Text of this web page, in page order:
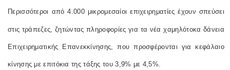
Περισσότεροι από 4.000 μικρομεσαίοι επιχειρηματίες έχουν σπεύσει
στις τράπεζες, ζητώντας πληροφορίες για τα νέα χαμηλότοκα δάνεια
Επιχειρηματικής Επανεκκίνησης, που προσφέρονται για κεφάλαιο
κίνησης με επιτόκια της τάξης του 3,9% με 4,5%.